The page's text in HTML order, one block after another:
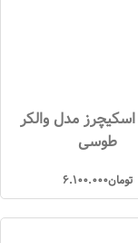
مدل والکر
طوسی
تومان6.100.000